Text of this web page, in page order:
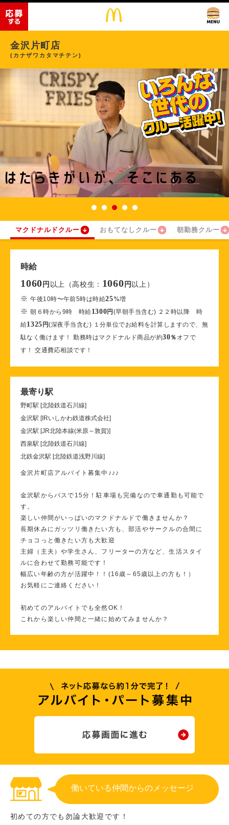
金沢片町店
(カナザワカタマチテン)
マクドナルドクルー おもてなしクルー 朝勤務クルー
時給
1060 円 以上（高校生： 1060 円 以上）
※午後10時〜午前5時は時給25%増
※朝６時から9時 時給1300円(早朝手当含む) ２２時以降 時
給1325円(深夜手当含む) １分単位でお給料を計算しますので、無
駄なく働けます！ 勤務時はマクドナルド商品が約30％ オフで
す！ 交通費応相談です！
最寄り駅
野町駅 [北陸鉄道石川線]
金沢駅 [IRいしかわ鉄道株式会社]
金沢駅 [JR北陸本線(米原～敦賀)]
西泉駅 [北陸鉄道石川線]
北鉄金沢駅 [北陸鉄道浅野川線]
金沢片町店アルバイト募集中♪♪♪
金沢駅からバスで15分！駐車場も完備なので車通勤も可能で
す。
楽しい仲間がいっぱいのマクドナルドで働きませんか？
長期休みにガッツリ働きたい方も、部活やサークルの合間に
チョコっと働きたい方も大歓迎
主婦（主夫）や学生さん、フリーターの方など、生活スタイ
ルに合わせて勤務可能です！
幅広い年齢の方が活躍中！！(16歳～65歳以上の方も！）
お気軽にご連絡ください！
初めてのアルバイトでも全然OK！
これから楽しい仲間と一緒に始めてみませんか？
働いている仲間からのメッセージ
初めての方でも勿論大歓迎です！